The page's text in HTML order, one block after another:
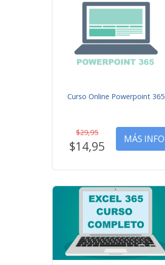
Curso Online Powerpoint 365
$29,95
$14,95 MÁS INFO